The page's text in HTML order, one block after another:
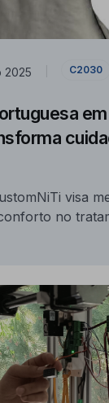
2025 C2030
visa
no